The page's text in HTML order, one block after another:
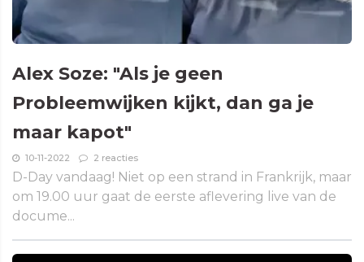
Alex Soze: "Als je geen
Probleemwijken kijkt, dan ga je
maar kapot"
10-11-2022 2 reacties
D-Day vandaag! Niet op een strand in Frankrijk, maar
om 19.00 uur gaat de eerste aflevering live van de
docume...